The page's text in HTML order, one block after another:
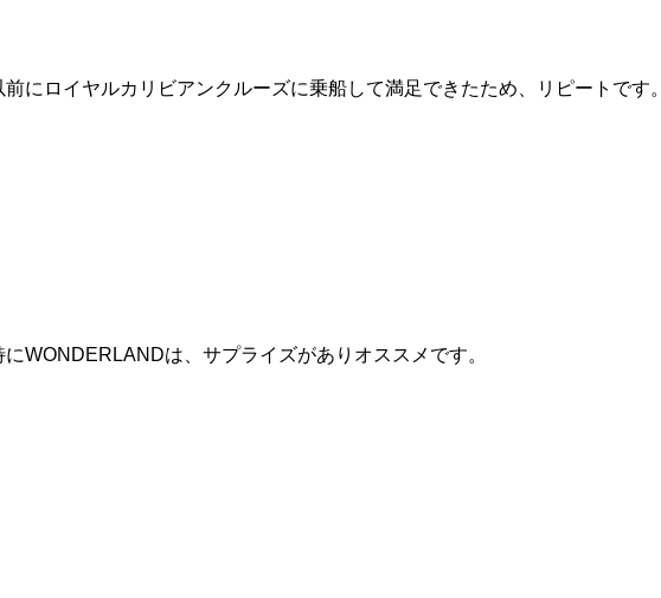
にロイヤルカリビアンクルーズに乗船して満足できたため、リピートです。
WONDERLANDは、サプライズがありオススメです。